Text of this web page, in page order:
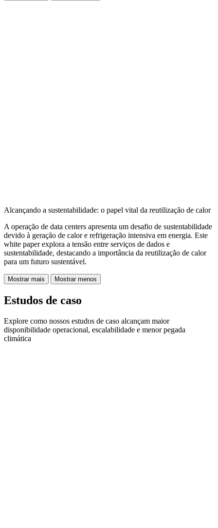
Alcançando a sustentabilidade: o papel vital da reutilização de calor
A operação de data centers apresenta um desafio de sustentabilidade
devido à geração de calor e refrigeração intensiva em energia. Este
white paper explora a tensão entre serviços de dados e
sustentabilidade, destacando a importância da reutilização de calor
para um futuro sustentável.
Mostrar mais Mostrar menos
Estudos de caso
Explore como nossos estudos de caso alcançam maior
disponibilidade operacional, escalabilidade e menor pegada
climática